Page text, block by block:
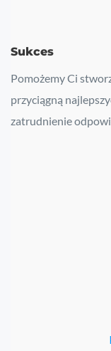
Sukces
Pomożemy Ci
przyciągną
zatrudnienie